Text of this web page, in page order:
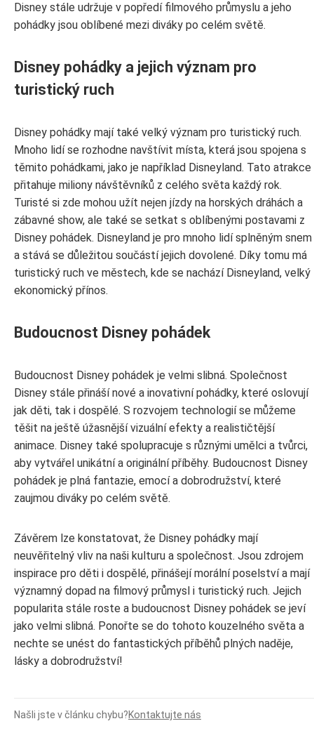
Disney stále udržuje v popředí filmového průmyslu a jeho
pohádky jsou oblíbené mezi diváky po celém světě.
Disney pohádky a jejich význam pro
turistický ruch
Disney pohádky mají také velký význam pro turistický ruch.
Mnoho lidí se rozhodne navštívit místa, která jsou spojena s
těmito pohádkami, jako je například Disneyland. Tato atrakce
přitahuje miliony návštěvníků z celého světa každý rok.
Turisté si zde mohou užít nejen jízdy na horských dráhách a
zábavné show, ale také se setkat s oblíbenými postavami z
Disney pohádek. Disneyland je pro mnoho lidí splněným snem
a stává se důležitou součástí jejich dovolené. Díky tomu má
turistický ruch ve městech, kde se nachází Disneyland, velký
ekonomický přínos.
Budoucnost Disney pohádek
Budoucnost Disney pohádek je velmi slibná. Společnost
Disney stále přináší nové a inovativní pohádky, které oslovují
jak děti, tak i dospělé. S rozvojem technologií se můžeme
těšit na ještě úžasnější vizuální efekty a realističtější
animace. Disney také spolupracuje s různými umělci a tvůrci,
aby vytvářel unikátní a originální příběhy. Budoucnost Disney
pohádek je plná fantazie, emocí a dobrodružství, které
zaujmou diváky po celém světě.
Závěrem lze konstatovat, že Disney pohádky mají
neuvěřitelný vliv na naši kulturu a společnost. Jsou zdrojem
inspirace pro děti i dospělé, přinášejí morální poselství a mají
významný dopad na filmový průmysl i turistický ruch. Jejich
popularita stále roste a budoucnost Disney pohádek se jeví
jako velmi slibná. Ponořte se do tohoto kouzelného světa a
nechte se unést do fantastických příběhů plných naděje,
lásky a dobrodružství!
Našli jste v článku chybu?Kontaktujte nás